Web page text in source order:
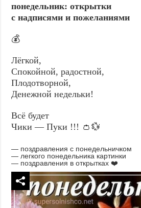
понедельник: открытки
с надписями и пожеланиями
💰
Лёгкой,
Спокойной, радостной,
Плодотворной,
Денежной недельки!
Всё будет
Чики — Пуки !!! 👛💱
— поздравления с понедельничком
— легкого понедельника картинки
— поздравления в открытках ❤️